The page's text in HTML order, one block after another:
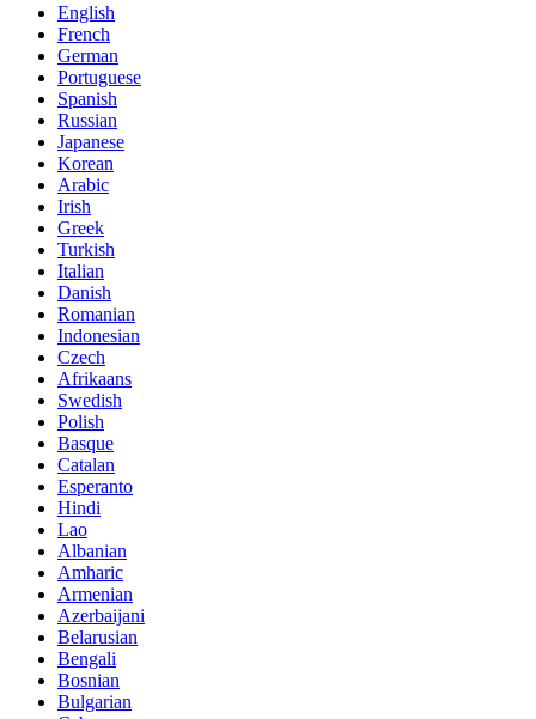
English
French
German
Portuguese
Spanish
Russian
Japanese
Korean
Arabic
Irish
Greek
Turkish
Italian
Danish
Romanian
Indonesian
Czech
Afrikaans
Swedish
Polish
Basque
Catalan
Esperanto
Hindi
Lao
Albanian
Amharic
Armenian
Azerbaijani
Belarusian
Bengali
Bosnian
Bulgarian